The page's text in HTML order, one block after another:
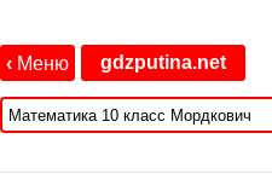
‹ Меню gdzputina.net